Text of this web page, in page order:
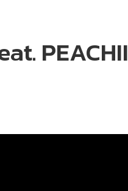
PEACHII